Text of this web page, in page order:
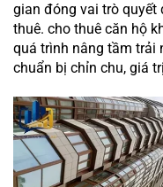
gian đóng vai trò
thuê. cho thuê căn hộ
quá trình nâng tầm trải
chuẩn bị chỉn chu, giá